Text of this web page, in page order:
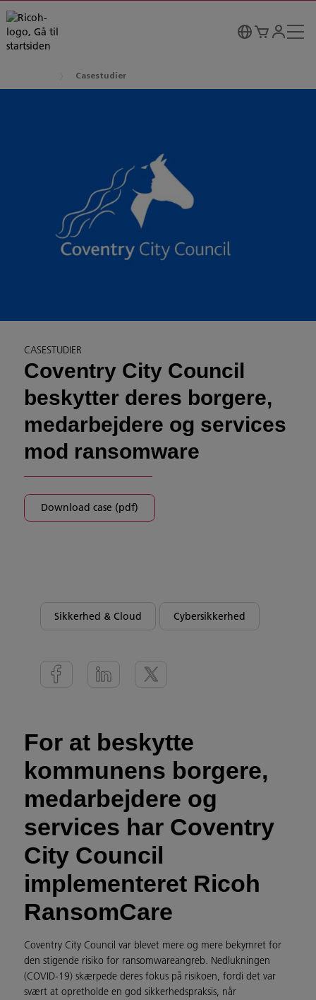
Casestudier
CASESTUDIER
Coventry City Council
beskytter deres borgere,
medarbejdere og services
mod ransomware
Download case (pdf)
Sikkerhed & Cloud Cybersikkerhed
For at beskytte
kommunens borgere,
medarbejdere og
services har Coventry
City Council
implementeret Ricoh
RansomCare
Coventry City Council var blevet mere og mere bekymret for
den stigende risiko for ransomwareangreb. Nedlukningen
(COVID-19) skærpede deres fokus på risikoen, fordi det var
svært at opretholde en god sikkerhedspraksis, når